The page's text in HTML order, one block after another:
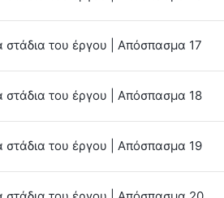
στάδια του έργου | Απόσπασμα 17
στάδια του έργου | Απόσπασμα 18
στάδια του έργου | Απόσπασμα 19